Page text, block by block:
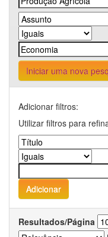
Iniciar uma nova
Adicionar filtros:
Utilizar filtros para
Resultados/Página